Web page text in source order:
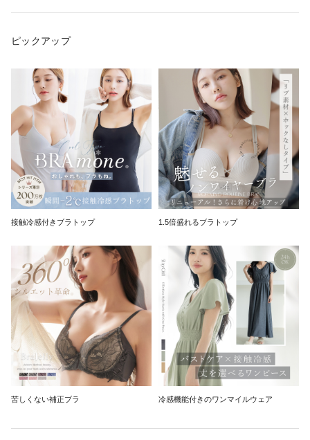
ピックアップ
接触冷感付きブラトップ 1.5倍盛れるブラトップ
苦しくない補正ブラ 冷感機能付きのワンマイルウェア